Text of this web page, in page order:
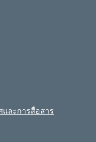
และการสื่อสาร